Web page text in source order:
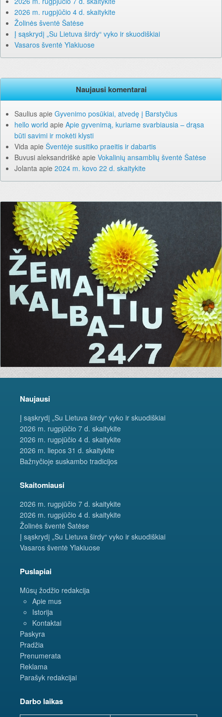
2026 m. rugpjūčio 4 d. skaitykite
Žolinės šventė Šatėse
Į sąskrydį „Su Lietuva širdy“ vyko ir skuodiškiai
Vasaros šventė Ylakiuose
Naujausi komentarai
Saulius apie Gyvenimo posūkiai, atvedę į Barstyčius
hello world apie Apie gyvenimą, kuriame svarbiausia – drąsa
būti savimi ir mokėti klysti
Vida apie Šventėje susitiko praeitis ir dabartis
Buvusi aleksandriškė apie Vokalinių ansamblių šventė Šatėse
Jolanta apie 2024 m. kovo 22 d. skaitykite
Naujausi
Į sąskrydį „Su Lietuva širdy“ vyko ir skuodiškiai
2026 m. rugpjūčio 7 d. skaitykite
2026 m. rugpjūčio 4 d. skaitykite
2026 m. liepos 31 d. skaitykite
Bažnyčioje suskambo tradicijos
Skaitomiausi
2026 m. rugpjūčio 7 d. skaitykite
2026 m. rugpjūčio 4 d. skaitykite
Žolinės šventė Šatėse
Į sąskrydį „Su Lietuva širdy“ vyko ir skuodiškiai
Vasaros šventė Ylakiuose
Puslapiai
Mūsų žodžio redakcija
Apie mus
Istorija
Kontaktai
Paskyra
Pradžia
Prenumerata
Reklama
Parašyk redakcijai
Darbo laikas